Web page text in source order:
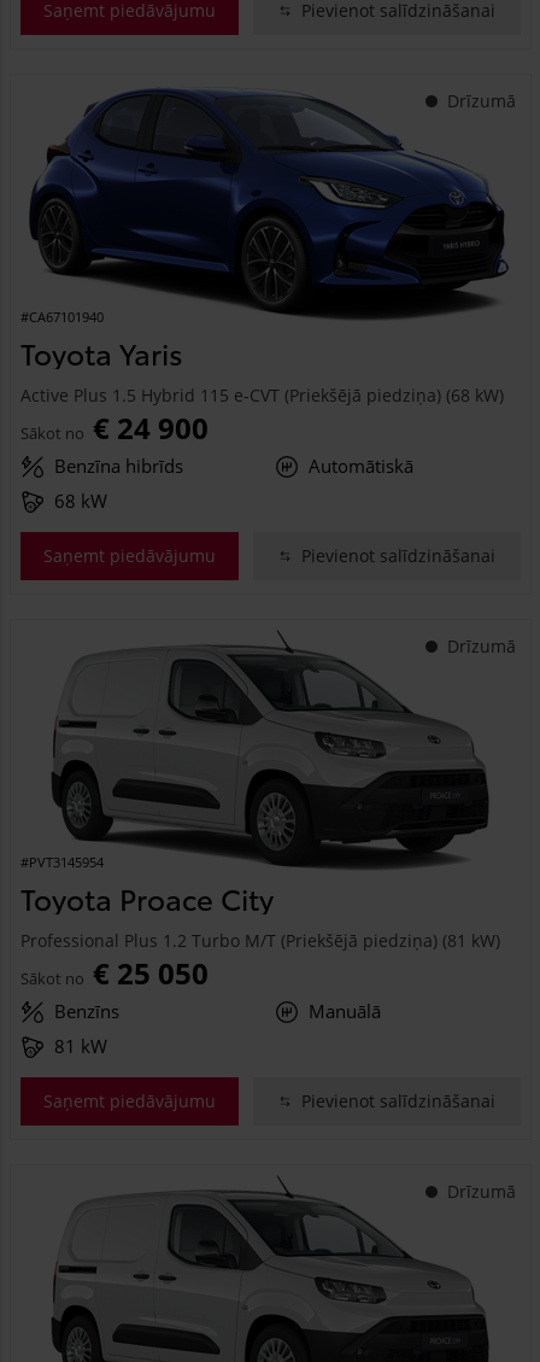
Saņemt piedāvājumu Pievienot salīdzināšanai
Drīzumā
#CA67101940
Toyota Yaris
Active Plus 1.5 Hybrid 115 e-CVT (Priekšējā piedziņa) (68 kW)
Sākot no € 24 900
Benzīna hibrīds
Automātiskā
68 kW
Saņemt piedāvājumu Pievienot salīdzināšanai
Drīzumā
#PVT3145954
Toyota Proace City
Professional Plus 1.2 Turbo M/T (Priekšējā piedziņa) (81 kW)
Sākot no € 25 050
Benzīns
Manuālā
81 kW
Saņemt piedāvājumu Pievienot salīdzināšanai
Drīzumā